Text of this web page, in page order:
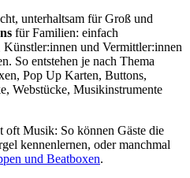
unterhaltsam für Groß und
für Familien: einfach
und Vermittler:innen
So entstehen je nach Thema
Pop Up Karten, Buttons,
Webstücke, Musikinstrumente
oft Musik: So können Gäste die
kennenlernen, oder manchmal
und Beatboxen.